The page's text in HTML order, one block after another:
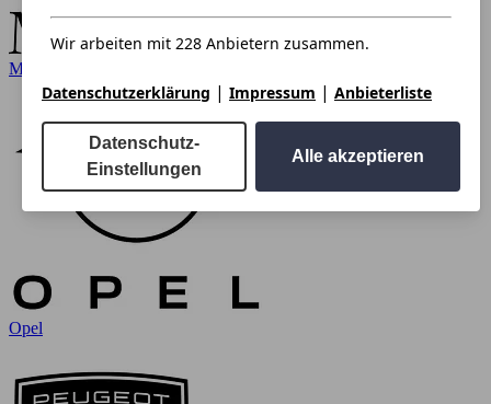
Mercedes-Benz
Opel
Wir arbeiten mit 228 Anbietern zusammen.
Datenschutzerklärung | Impressum | Anbieterliste
Datenschutz-
Einstellungen
Alle akzeptieren